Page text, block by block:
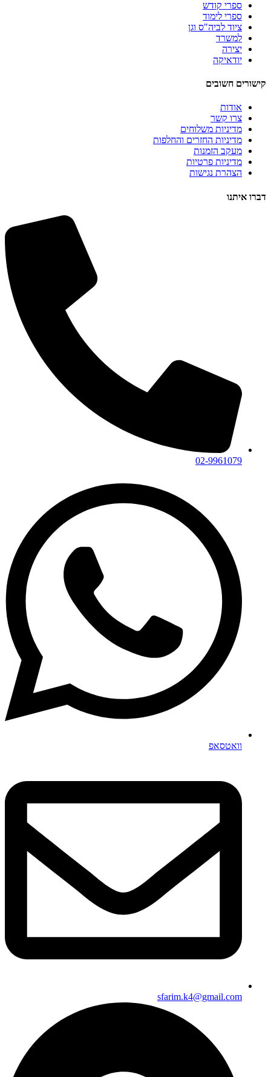
ספרי קודש
ספרי לימוד
ציוד לביה"ס וגן
למשרד
יצירה
יודאיקה
קישורים חשובים
אודות
צרו קשר
מדיניות משלוחים
מדיניות החזרים והחלפות
מעקב הזמנות
מדיניות פרטיות
הצהרת נגישות
דברו איתנו
02-9961079
וואטסאפ
sfarim.k4@gmail.com